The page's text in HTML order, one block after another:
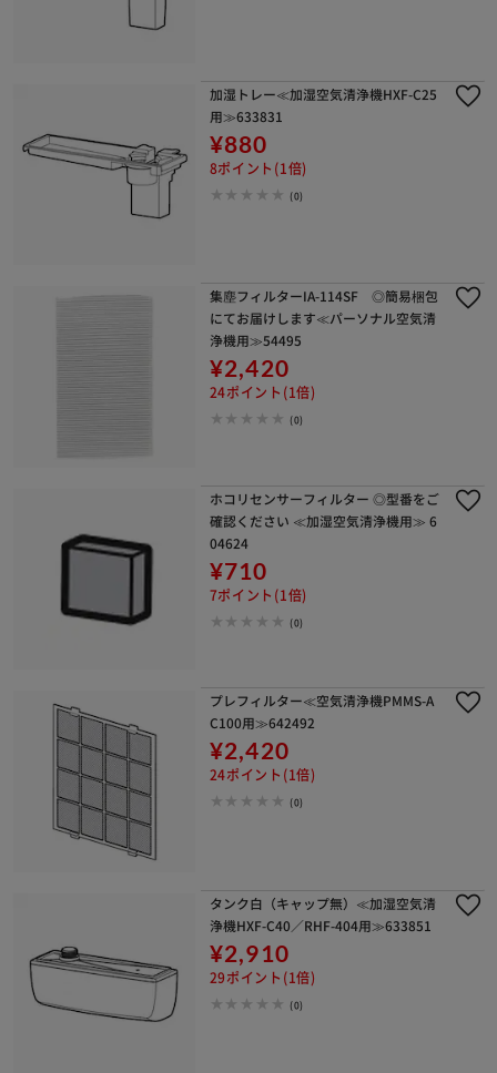
加湿トレー≪加湿空気清浄機HXF-C25
用≫633831
¥880
8ポイント(1倍)
(0)
集塵フィルターIA-114SF ◎簡易梱包
にてお届けします≪パーソナル空気清
浄機用≫54495
¥2,420
24ポイント(1倍)
(0)
ホコリセンサーフィルター ◎型番をご
確認ください ≪加湿空気清浄機用≫ 6
04624
¥710
7ポイント(1倍)
(0)
プレフィルター≪空気清浄機PMMS-A
C100用≫642492
¥2,420
24ポイント(1倍)
(0)
タンク白（キャップ無）≪加湿空気清
浄機HXF-C40／RHF-404用≫633851
¥2,910
29ポイント(1倍)
(0)